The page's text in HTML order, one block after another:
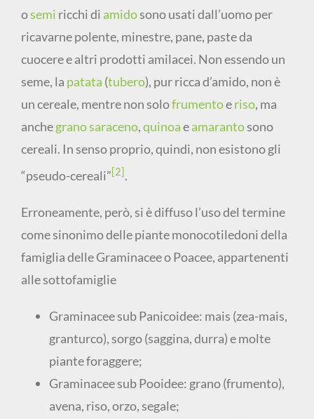
osemi ricchi di amidosono usati dall’uomo per
ricavarne polente, minestre, pane, paste da
cuocere e altri prodotti amilacei. Non essendo un
seme, la patata (tubero), pur ricca d’amido, non è
un cereale, mentre non solofrumentoeriso, ma
anchegrano saraceno,quinoaeamarantosono
cereali. In senso proprio, quindi, non esistono gli
“pseudo-cereali”[2].
Erroneamente, però, si è diffuso l’uso del termine
come sinonimo delle piante monocotiledoni della
famiglia delle Graminacee o Poacee, appartenenti
alle sottofamiglie
Graminacee sub Panicoidee: mais (zea-mais,
granturco), sorgo (saggina, durra) e molte
piante foraggere;
Graminacee sub Pooidee: grano (frumento),
avena, riso, orzo, segale;